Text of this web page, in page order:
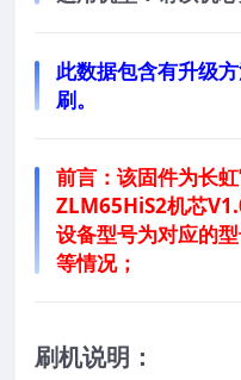
此数据包含有升级
刷。
前言： 该固件为长
ZLM65HiS2机芯
设备型号为对应的
等情况；
刷机说明：